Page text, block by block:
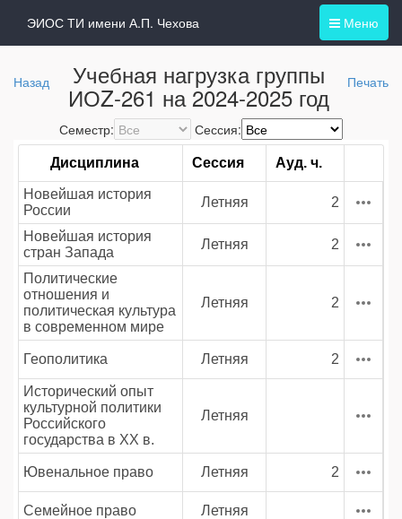
Меню
ЭИОС ТИ имени А.П. Чехова
Назад Учебная нагрузка группы
ИОZ-261 на 2024-2025 год Печать
Семестр: Сессия:
Дисциплина Сессия Ауд. ч.
Новейшая история
России
Летняя 2
Новейшая история
стран Запада
Летняя 2
Политические
отношения и
политическая культура
в современном мире
Летняя 2
Геополитика Летняя 2
Исторический опыт
культурной политики
Российского
государства в XX в.
Летняя
Ювенальное право Летняя 2
Семейное право Летняя